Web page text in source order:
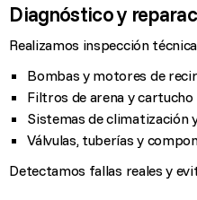
Diagnóstico y
Realizamos inspección
Bombas y motores de
Filtros de arena y cartucho
Sistemas de climatización
Válvulas, tuberías y
Detectamos fallas reales y